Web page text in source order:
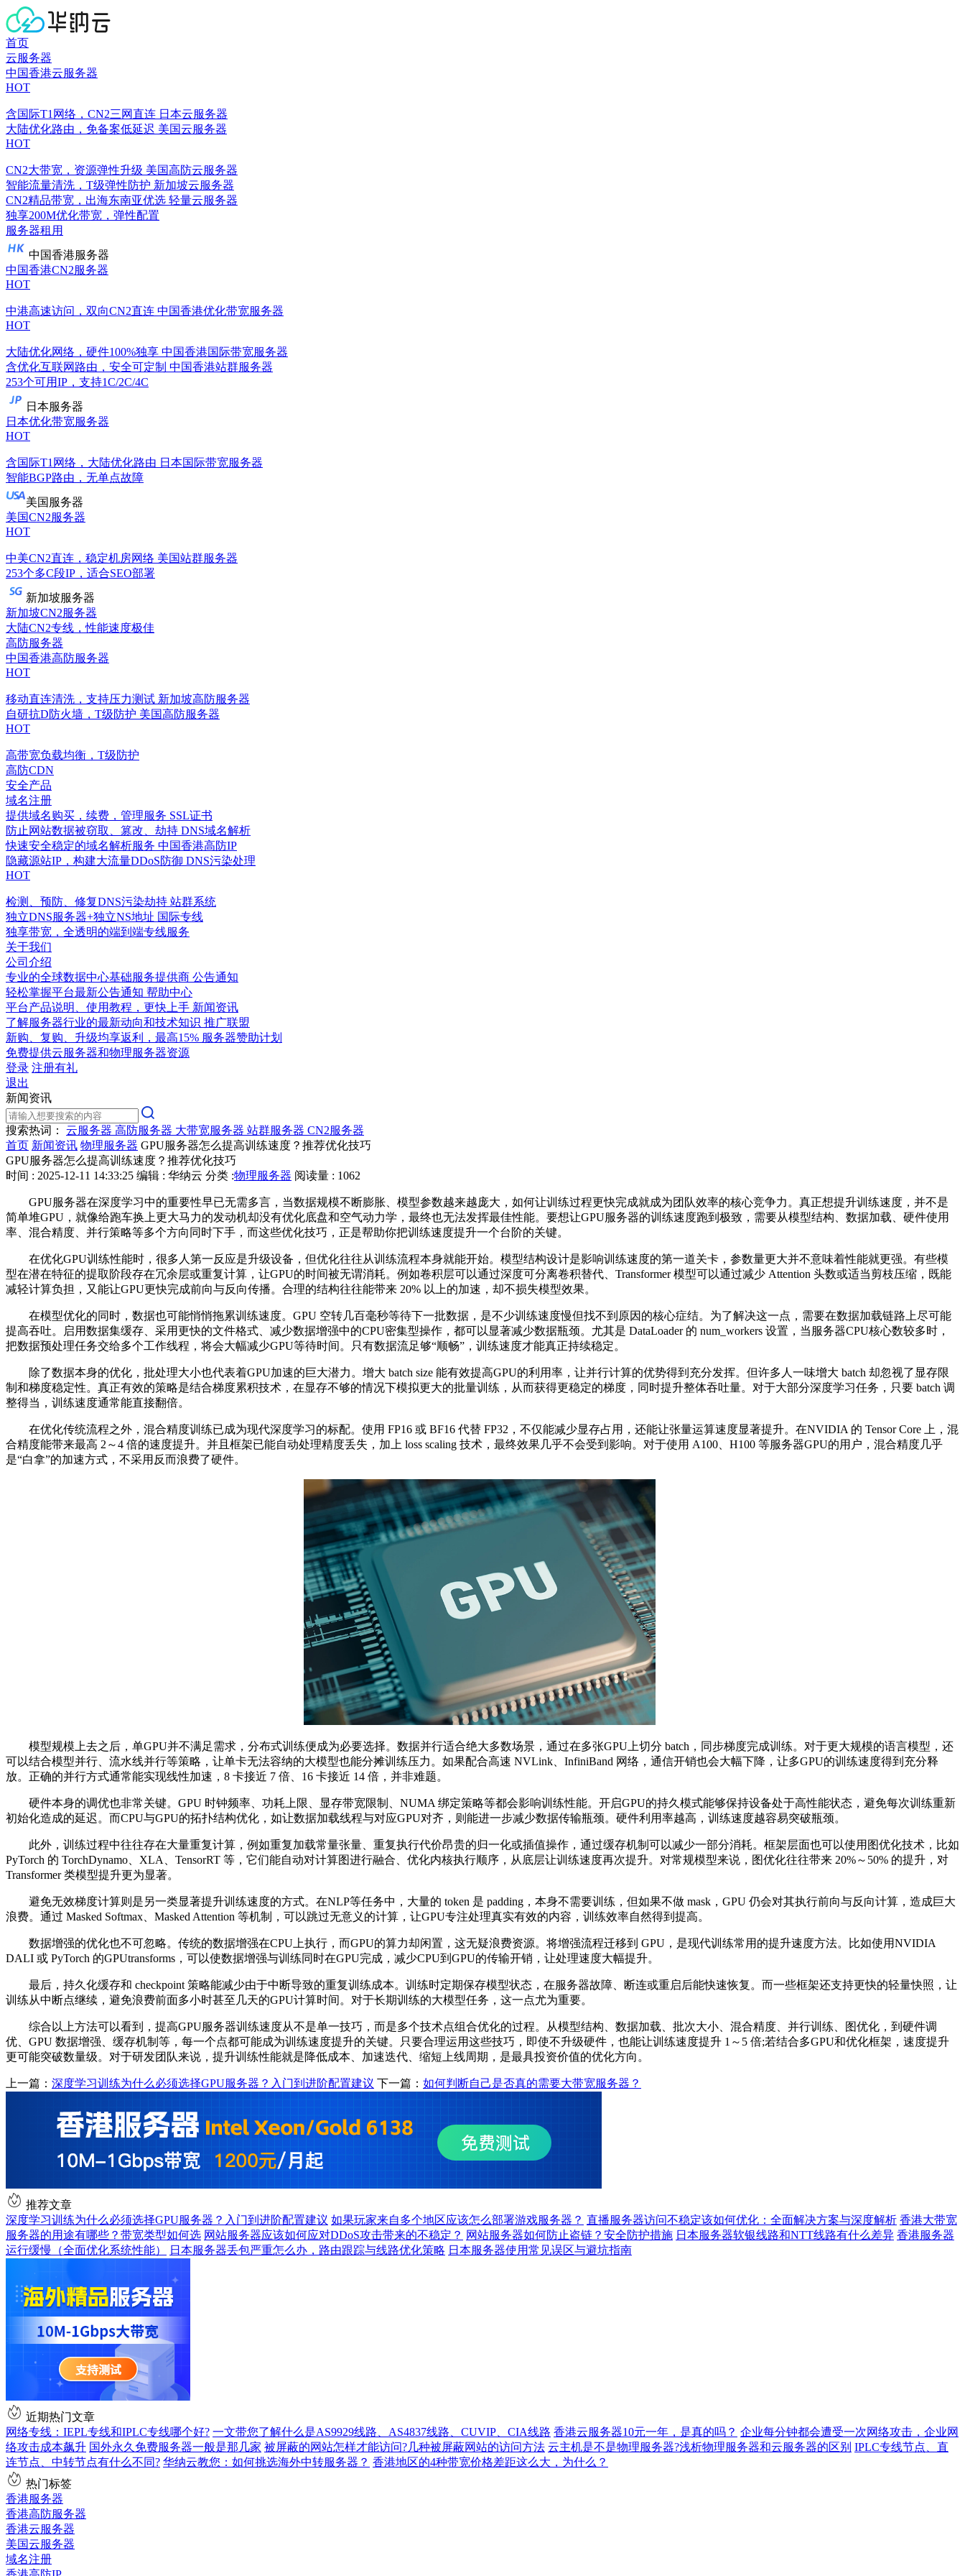
首页
云服务器
中国香港云服务器
HOT
含国际T1网络，CN2三网直连 日本云服务器
大陆优化路由，免备案低延迟 美国云服务器
HOT
CN2大带宽，资源弹性升级 美国高防云服务器
智能流量清洗，T级弹性防护 新加坡云服务器
CN2精品带宽，出海东南亚优选 轻量云服务器
独享200M优化带宽，弹性配置
服务器租用
中国香港服务器
中国香港CN2服务器
HOT
中港高速访问，双向CN2直连 中国香港优化带宽服务器
HOT
大陆优化网络，硬件100%独享 中国香港国际带宽服务器
含优化互联网路由，安全可定制 中国香港站群服务器
253个可用IP，支持1C/2C/4C
日本服务器
日本优化带宽服务器
HOT
含国际T1网络，大陆优化路由 日本国际带宽服务器
智能BGP路由，无单点故障
美国服务器
美国CN2服务器
HOT
中美CN2直连，稳定机房网络 美国站群服务器
253个多C段IP，适合SEO部署
新加坡服务器
新加坡CN2服务器
大陆CN2专线，性能速度极佳
高防服务器
中国香港高防服务器
HOT
移动直连清洗，支持压力测试 新加坡高防服务器
自研抗D防火墙，T级防护 美国高防服务器
HOT
高带宽负载均衡，T级防护
高防CDN
安全产品
域名注册
提供域名购买，续费，管理服务 SSL证书
防止网站数据被窃取、篡改、劫持 DNS域名解析
快速安全稳定的域名解析服务 中国香港高防IP
隐藏源站IP，构建大流量DDoS防御 DNS污染处理
HOT
检测、预防、修复DNS污染劫持 站群系统
独立DNS服务器+独立NS地址 国际专线
独享带宽，全透明的端到端专线服务
关于我们
公司介绍
专业的全球数据中心基础服务提供商 公告通知
轻松掌握平台最新公告通知 帮助中心
平台产品说明、使用教程，更快上手 新闻资讯
了解服务器行业的最新动向和技术知识 推广联盟
新购、复购、升级均享返利，最高15% 服务器赞助计划
免费提供云服务器和物理服务器资源
登录 注册有礼
退出
新闻资讯
搜索热词： 云服务器 高防服务器 大带宽服务器 站群服务器 CN2服务器
首页 新闻资讯 物理服务器 GPU服务器怎么提高训练速度？推荐优化技巧
GPU服务器怎么提高训练速度？推荐优化技巧
时间 : 2025-12-11 14:33:25 编辑 : 华纳云 分类 :物理服务器 阅读量 : 1062
GPU服务器在深度学习中的重要性早已无需多言，当数据规模不断膨胀、模型参数越来越庞大，如何让训练过程更快完成就成为团队效率的核心竞争力。真正想提升训练速度，并不是
简单堆GPU，就像给跑车换上更大马力的发动机却没有优化底盘和空气动力学，最终也无法发挥最佳性能。要想让GPU服务器的训练速度跑到极致，需要从模型结构、数据加载、硬件使用
率、混合精度、并行策略等多个方向同时下手，而这些优化技巧，正是帮助你把训练速度提升一个台阶的关键。
在优化GPU训练性能时，很多人第一反应是升级设备，但优化往往从训练流程本身就能开始。模型结构设计是影响训练速度的第一道关卡，参数量更大并不意味着性能就更强。有些模
型在潜在特征的提取阶段存在冗余层或重复计算，让GPU的时间被无谓消耗。例如卷积层可以通过深度可分离卷积替代、Transformer 模型可以通过减少 Attention 头数或适当剪枝压缩，既能
减轻计算负担，又能让GPU更快完成前向与反向传播。合理的结构往往能带来 20% 以上的加速，却不损失模型效果。
在模型优化的同时，数据也可能悄悄拖累训练速度。GPU 空转几百毫秒等待下一批数据，是不少训练速度慢但找不到原因的核心症结。为了解决这一点，需要在数据加载链路上尽可能
提高吞吐。启用数据集缓存、采用更快的文件格式、减少数据增强中的CPU密集型操作，都可以显著减少数据瓶颈。尤其是 DataLoader 的 num_workers 设置，当服务器CPU核心数较多时，
把数据预处理任务交给多个工作线程，将会大幅减少GPU等待时间。只有数据流足够“顺畅”，训练速度才能真正持续稳定。
除了数据本身的优化，批处理大小也代表着GPU加速的巨大潜力。增大 batch size 能有效提高GPU的利用率，让并行计算的优势得到充分发挥。但许多人一味增大 batch 却忽视了显存限
制和梯度稳定性。真正有效的策略是结合梯度累积技术，在显存不够的情况下模拟更大的批量训练，从而获得更稳定的梯度，同时提升整体吞吐量。对于大部分深度学习任务，只要 batch 调
整得当，训练速度通常能直接翻倍。
在优化传统流程之外，混合精度训练已成为现代深度学习的标配。使用 FP16 或 BF16 代替 FP32，不仅能减少显存占用，还能让张量运算速度显著提升。在NVIDIA 的 Tensor Core 上，混
合精度能带来最高 2～4 倍的速度提升。并且框架已能自动处理精度丢失，加上 loss scaling 技术，最终效果几乎不会受到影响。对于使用 A100、H100 等服务器GPU的用户，混合精度几乎
是“白拿”的加速方式，不采用反而浪费了硬件。
模型规模上去之后，单GPU并不满足需求，分布式训练便成为必要选择。数据并行适合绝大多数场景，通过在多张GPU上切分 batch，同步梯度完成训练。对于更大规模的语言模型，还
可以结合模型并行、流水线并行等策略，让单卡无法容纳的大模型也能分摊训练压力。如果配合高速 NVLink、InfiniBand 网络，通信开销也会大幅下降，让多GPU的训练速度得到充分释
放。正确的并行方式通常能实现线性加速，8 卡接近 7 倍、16 卡接近 14 倍，并非难题。
硬件本身的调优也非常关键。GPU 时钟频率、功耗上限、显存带宽限制、NUMA 绑定策略等都会影响训练性能。开启GPU的持久模式能够保持设备处于高性能状态，避免每次训练重新
初始化造成的延迟。而CPU与GPU的拓扑结构优化，如让数据加载线程与对应GPU对齐，则能进一步减少数据传输瓶颈。硬件利用率越高，训练速度越容易突破瓶颈。
此外，训练过程中往往存在大量重复计算，例如重复加载常量张量、重复执行代价昂贵的归一化或插值操作，通过缓存机制可以减少一部分消耗。框架层面也可以使用图优化技术，比如
PyTorch 的 TorchDynamo、XLA、TensorRT 等，它们能自动对计算图进行融合、优化内核执行顺序，从底层让训练速度再次提升。对常规模型来说，图优化往往带来 20%～50% 的提升，对
Transformer 类模型提升更为显著。
避免无效梯度计算则是另一类显著提升训练速度的方式。在NLP等任务中，大量的 token 是 padding，本身不需要训练，但如果不做 mask，GPU 仍会对其执行前向与反向计算，造成巨大
浪费。通过 Masked Softmax、Masked Attention 等机制，可以跳过无意义的计算，让GPU专注处理真实有效的内容，训练效率自然得到提高。
数据增强的优化也不可忽略。传统的数据增强在CPU上执行，而GPU的算力却闲置，这无疑浪费资源。将增强流程迁移到 GPU，是现代训练常用的提升速度方法。比如使用NVIDIA
DALI 或 PyTorch 的GPUtransforms，可以使数据增强与训练同时在GPU完成，减少CPU到GPU的传输开销，让处理速度大幅提升。
最后，持久化缓存和 checkpoint 策略能减少由于中断导致的重复训练成本。训练时定期保存模型状态，在服务器故障、断连或重启后能快速恢复。而一些框架还支持更快的轻量快照，让
训练从中断点继续，避免浪费前面多小时甚至几天的GPU计算时间。对于长期训练的大模型任务，这一点尤为重要。
综合以上方法可以看到，提高GPU服务器训练速度从不是单一技巧，而是多个技术点组合优化的过程。从模型结构、数据加载、批次大小、混合精度、并行训练、图优化，到硬件调
优、GPU 数据增强、缓存机制等，每一个点都可能成为训练速度提升的关键。只要合理运用这些技巧，即使不升级硬件，也能让训练速度提升 1～5 倍;若结合多GPU和优化框架，速度提升
更可能突破数量级。对于研发团队来说，提升训练性能就是降低成本、加速迭代、缩短上线周期，是最具投资价值的优化方向。
上一篇： 深度学习训练为什么必须选择GPU服务器？入门到进阶配置建议 下一篇： 如何判断自己是否真的需要大带宽服务器？
推荐文章
深度学习训练为什么必须选择GPU服务器？入门到进阶配置建议 如果玩家来自多个地区应该怎么部署游戏服务器？ 直播服务器访问不稳定该如何优化：全面解决方案与深度解析 香港大带宽
服务器的用途有哪些？带宽类型如何选 网站服务器应该如何应对DDoS攻击带来的不稳定？ 网站服务器如何防止盗链？安全防护措施 日本服务器软银线路和NTT线路有什么差异 香港服务器
运行缓慢（全面优化系统性能）
日本服务器丢包严重怎么办，路由跟踪与线路优化策略 日本服务器使用常见误区与避坑指南
近期热门文章
网络专线：IEPL专线和IPLC专线哪个好? 一文带您了解什么是AS9929线路、AS4837线路、CUVIP、CIA线路 香港云服务器10元一年，是真的吗？ 企业每分钟都会遭受一次网络攻击，企业网
络攻击成本飙升 国外永久免费服务器一般是那几家 被屏蔽的网站怎样才能访问?几种被屏蔽网站的访问方法 云主机是不是物理服务器?浅析物理服务器和云服务器的区别 IPLC专线节点、直
连节点、中转节点有什么不同? 华纳云教您：如何挑选海外中转服务器？ 香港地区的4种带宽价格差距这么大，为什么？
热门标签
香港服务器
香港高防服务器
香港云服务器
美国云服务器
域名注册